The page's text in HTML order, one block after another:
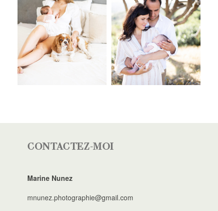
CONTACTEZ-MOI
Marine Nunez
mnunez.photographie@gmail.com